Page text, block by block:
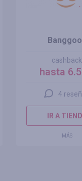
cashback
hasta
4
IR A
MÁS